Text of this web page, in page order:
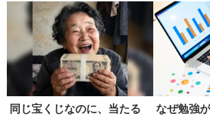
同じ宝くじなのに、当たる
なぜ勉強